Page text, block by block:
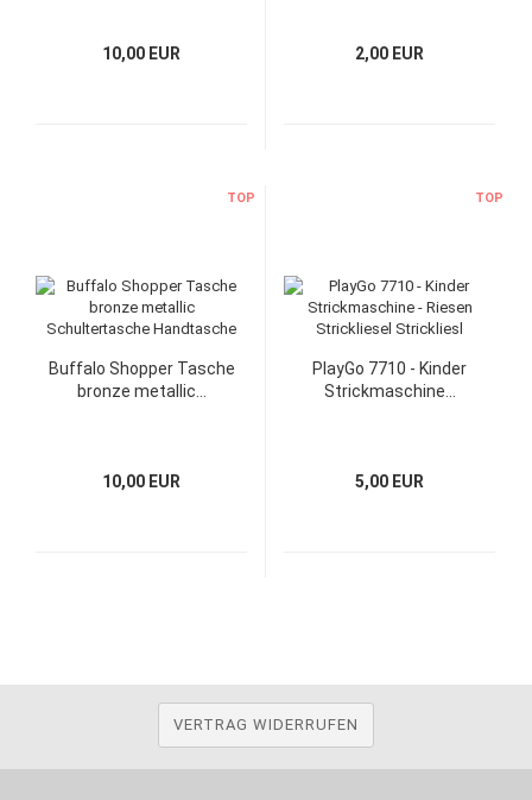
10,00 EUR 2,00 EUR
TOP
Buffalo Shopper Tasche
bronze metallic...
10,00 EUR
TOP
PlayGo 7710 - Kinder
Strickmaschine...
5,00 EUR
VERTRAG WIDERRUFEN